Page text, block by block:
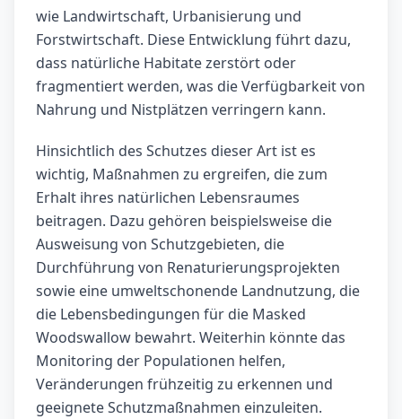
wie Landwirtschaft, Urbanisierung und
Forstwirtschaft. Diese Entwicklung führt dazu,
dass natürliche Habitate zerstört oder
fragmentiert werden, was die Verfügbarkeit von
Nahrung und Nistplätzen verringern kann.
Hinsichtlich des Schutzes dieser Art ist es
wichtig, Maßnahmen zu ergreifen, die zum
Erhalt ihres natürlichen Lebensraumes
beitragen. Dazu gehören beispielsweise die
Ausweisung von Schutzgebieten, die
Durchführung von Renaturierungsprojekten
sowie eine umweltschonende Landnutzung, die
die Lebensbedingungen für die Masked
Woodswallow bewahrt. Weiterhin könnte das
Monitoring der Populationen helfen,
Veränderungen frühzeitig zu erkennen und
geeignete Schutzmaßnahmen einzuleiten.